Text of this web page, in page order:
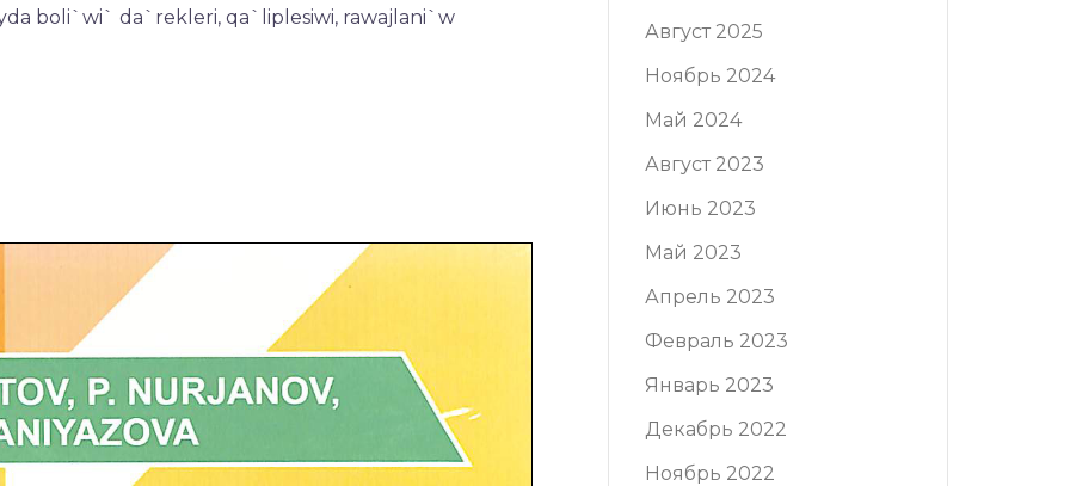
boli`wi` da`rekleri, qa`liplesiwi, rawajlani`w
Август 2025
Ноябрь 2024
Май 2024
Август 2023
Июнь 2023
Май 2023
Апрель 2023
Февраль 2023
Январь 2023
Декабрь 2022
Ноябрь 2022